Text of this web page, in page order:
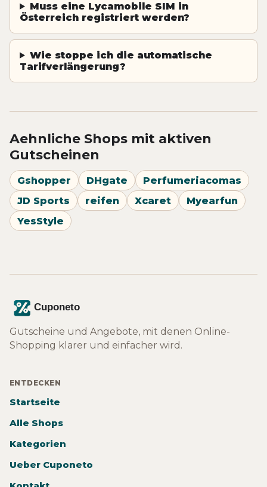
Muss eine Lycamobile SIM in
Österreich registriert werden?
Wie stoppe ich die automatische
Tarifverlängerung?
Aehnliche Shops mit aktiven
Gutscheinen
Gshopper DHgate
Perfumeriacomas
JD Sports
reifen Xcaret
Myearfun
YesStyle
Gutscheine und Angebote, mit denen Online-
Shopping klarer und einfacher wird.
ENTDECKEN
Startseite
Alle Shops
Kategorien
Ueber Cuponeto